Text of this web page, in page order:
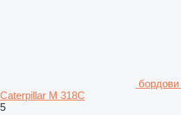
Caterpillar M 318C
5